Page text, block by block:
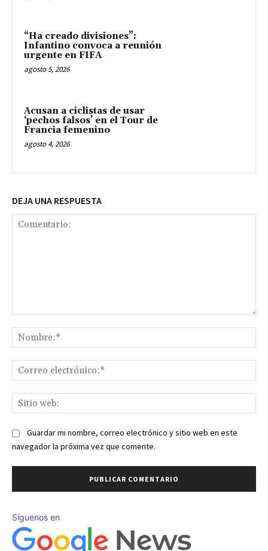
“Ha creado divisiones”:
Infantino convoca a reunión
urgente en FIFA
agosto 5, 2026
Acusan a ciclistas de usar
‘pechos falsos’ en el Tour de
Francia femenino
agosto 4, 2026
DEJA UNA RESPUESTA
Guardar mi nombre, correo electrónico y sitio web en este
navegador la próxima vez que comente.
Síguenos en